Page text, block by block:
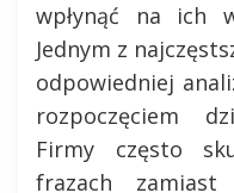
wpłynąć na ich
Jednym z
odpowiedniej
rozpoczęciem
Firmy często
frazach